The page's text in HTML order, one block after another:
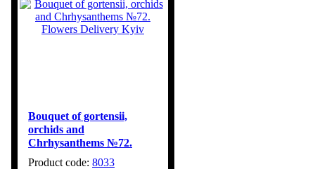
Bouquet of gortensii,
orchids and
Chrhysanthems №72.
Flowers Delivery Kyiv
8033